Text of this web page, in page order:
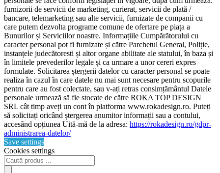
furnizorii de servicii de marketing, curierat, servicii de plată /
bancare, telemarketing sau alte servicii, furnizate de companii cu
care putem dezvolta programe comune de ofertare pe piața a
Bunurilor și Serviciilor noastre. Informațiile Cumpărătorului cu
caracter personal pot fi furnizate și către Parchetul General, Poliție,
instanțele judecătoresti și altor organe abilitate ale statului, în baza și
în limitele prevederilor legale și ca urmare a unor cereri expres
formulate. Solicitarea ștergerii datelor cu caracter personal se poate
realiza în cazul în care datele nu mai sunt necesare pentru scopurile
pentru care au fost colectate, sau v-ați retras consimțământul Datele
personale urmează să fie stocate de către ROKA TOP DESIGN
SRL cât timp aveți un cont în platforma www.rokadesign.ro. Puteți
să solicitați oricând ștergerea anumitor informații sau a contului,
accesând opțiunea Uită-mă de la adresa: https://rokadesign.ro/gdpr-
administrarea-datelor/
Save settings
Cookies settings
Products
search